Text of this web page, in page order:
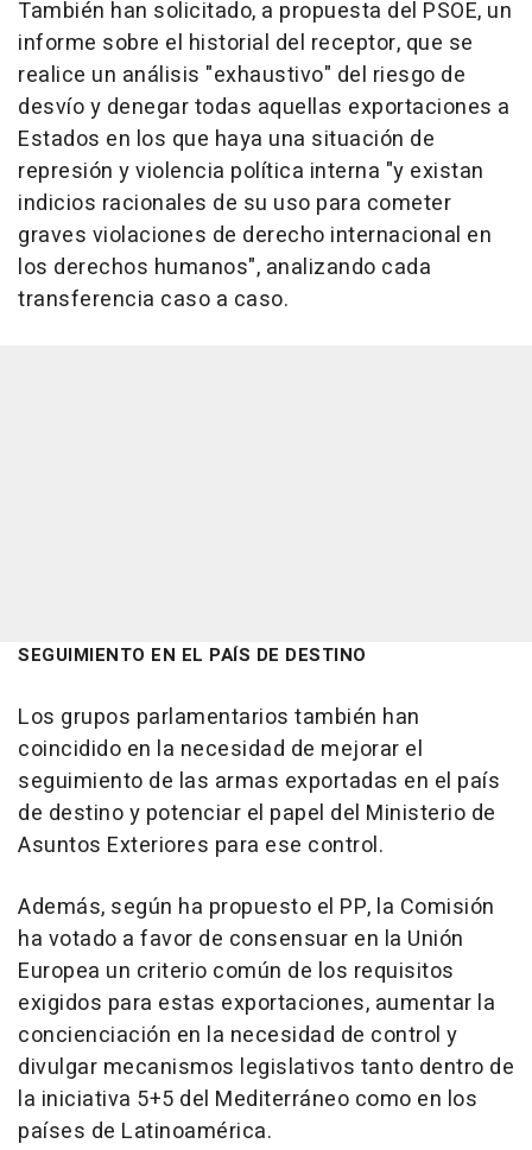
También han solicitado, a propuesta del PSOE, un
informe sobre el historial del receptor, que se
realice un análisis "exhaustivo" del riesgo de
desvío y denegar todas aquellas exportaciones a
Estados en los que haya una situación de
represión y violencia política interna "y existan
indicios racionales de su uso para cometer
graves violaciones de derecho internacional en
los derechos humanos", analizando cada
transferencia caso a caso.
SEGUIMIENTO EN EL PAÍS DE DESTINO
Los grupos parlamentarios también han
coincidido en la necesidad de mejorar el
seguimiento de las armas exportadas en el país
de destino y potenciar el papel del Ministerio de
Asuntos Exteriores para ese control.
Además, según ha propuesto el PP, la Comisión
ha votado a favor de consensuar en la Unión
Europea un criterio común de los requisitos
exigidos para estas exportaciones, aumentar la
concienciación en la necesidad de control y
divulgar mecanismos legislativos tanto dentro de
la iniciativa 5+5 del Mediterráneo como en los
países de Latinoamérica.